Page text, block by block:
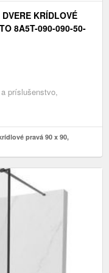
KRÍDLOVÉ
8A5T-090-090-50-
príslušenstvo,
pravá 90 x 90,